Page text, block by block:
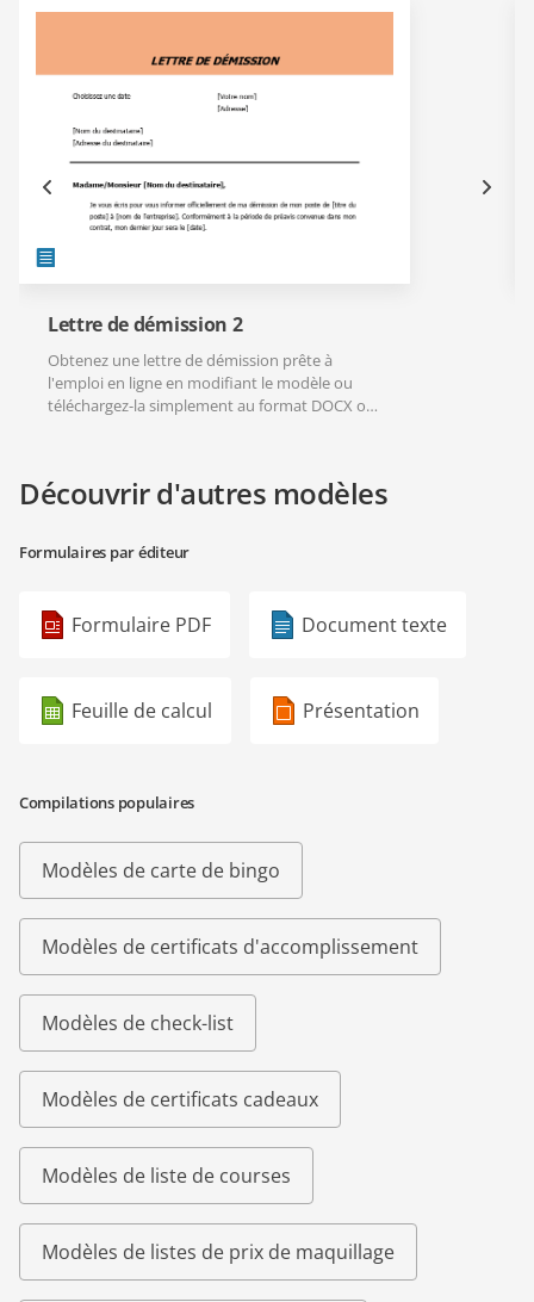
Lettre de démission 2
Obtenez une lettre de démission prête à
l'emploi en ligne en modifiant le modèle ou
téléchargez-la simplement au format DOCX ou
Découvrir d'autres modèles
Formulaires par éditeur
Formulaire PDF Document texte
Feuille de calcul Présentation
Compilations populaires
Modèles de carte de bingo
Modèles de certificats d'accomplissement
Modèles de check-list
Modèles de certificats cadeaux
Modèles de liste de courses
Modèles de listes de prix de maquillage